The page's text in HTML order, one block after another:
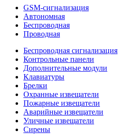
GSM-сигнализация
Автономная
Беспроводная
Проводная
Беспроводная сигнализация
Контрольные панели
Дополнительные модули
Клавиатуры
Брелки
Охранные извещатели
Пожарные извещатели
Аварийные извещатели
Уличные извещатели
Сирены